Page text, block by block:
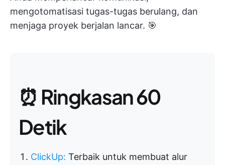
mengotomatisasi tugas-tugas berulang, dan
menjaga proyek berjalan lancar. 🎯
⏰ Ringkasan 60
Detik
ClickUp: Terbaik untuk membuat alur